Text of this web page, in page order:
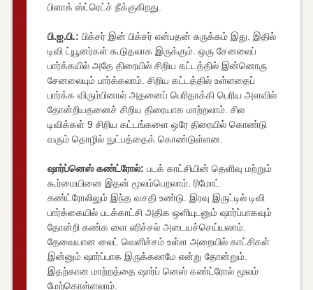
பிளாக் ஸ்ட்ரெட்ச் நீக்குகிறது.
பி.ஐ.பி.: பிக்சர் இன் பிக்சர் என்பதன் சுருக்கம் இது. இதில்
டிவி ட்யூனர்கள் கூடுதலாக இருக்கும். ஒரு சேனலைப்
பார்க்கயில் அதே திரையில் சிறிய கட்டத்தில் இன்னொரு
சேனலையும் பார்க்கலாம். சிறிய கட்டத்தில் உள்ளதைப்
பார்க்க விரும்பினால் அதனைப் பெரிதாக்கி பெரிய அளவில்
தோன்றியதனைச் சிறிய திரையாக மாற்றலாம். சில
டிவிக்கள் 9 சிறிய கட்டங்களை ஒரே திரையில் கொண்டு
வரும் தொழில் நுட்பத்தைக் கொண்டுள்ளன.
ஷார்ப்னெஸ் கண்ட்ரோல்: படக் காட்சியின் தெளிவு மற்றும்
கூர்மையினை இதன் மூலம்பெறலாம். ரிமோட்
கண்ட்ரோலிலும் இந்த வசதி உண்டு. இரவு இருட்டில் டிவி
பார்க்கையில் படக்காட்சி அதிக ஒளியுடனும் ஷார்ப்பாகவும்
தோன்றி கண்க ளை எரிச்சல் அடையச்செய்யலாம்.
தேவையான லைட் வெளிச்சம் உள்ள அறையில் காட்சிகள்
இன்னும் ஷார்ப்பாக இருக்கலாமே என்று தோன்றும்.
இதற்கான மாற்றத்தை ஷார்ப் னெஸ் கண்ட்ரோல் மூலம்
மேற்கொள்ளலாம்.